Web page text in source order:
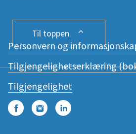
Personvern og
Tilgjengelighetserklæring
Tilgjengelighet
FacebookInstagramLinkedIn
Til toppen